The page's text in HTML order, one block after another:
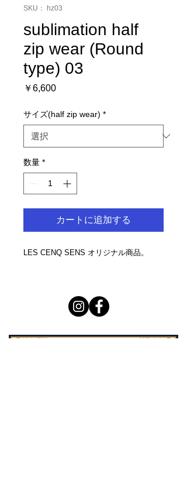
SKU： hz03
sublimation half
zip wear (Round
type) 03
￥6,600価
サイズ(half zip wear) *
数量 *
カートに追加する
LES CENQ SENS オリジナル商品。